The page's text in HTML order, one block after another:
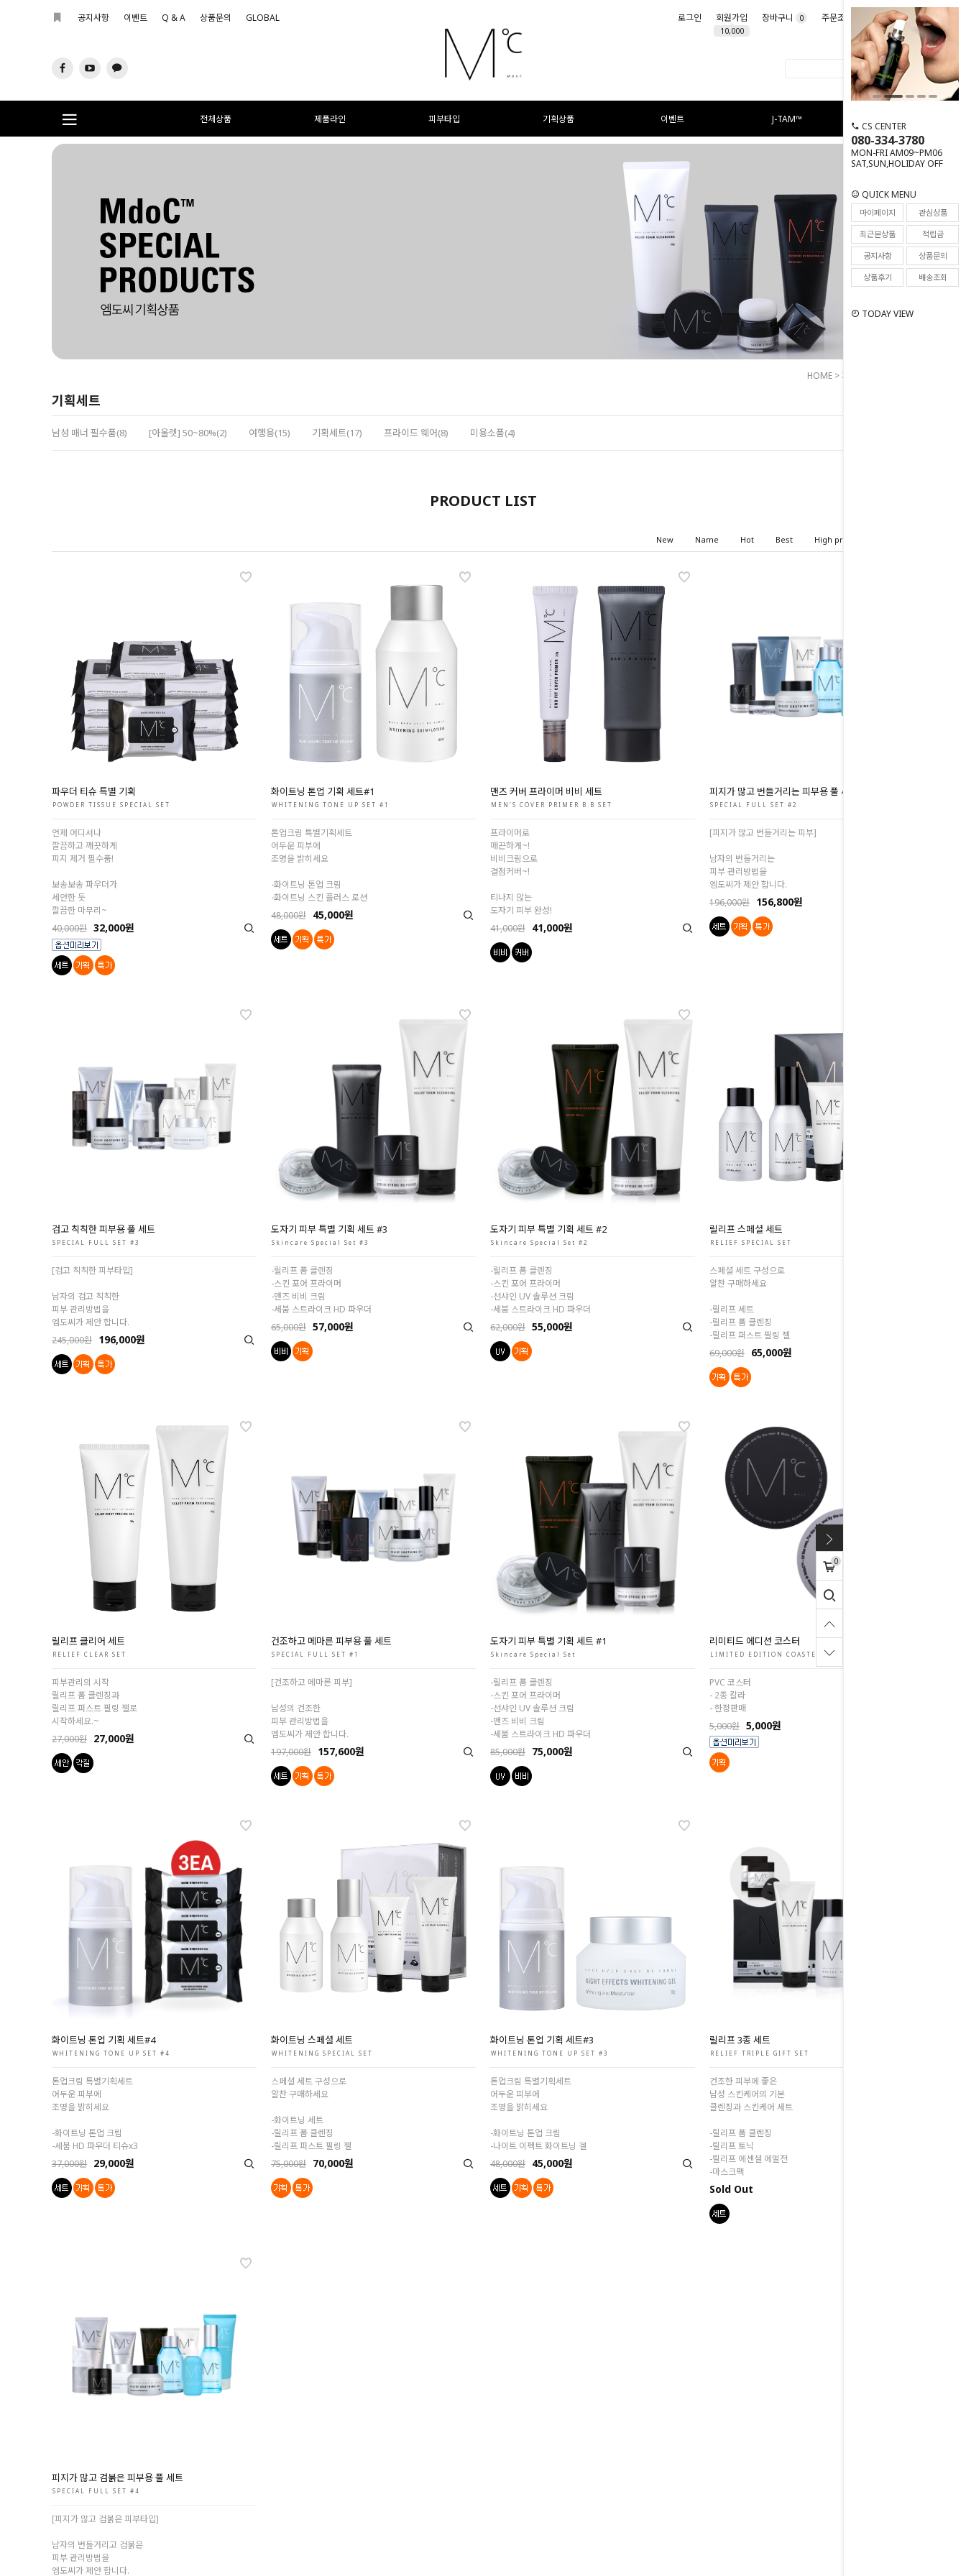
공지사항 이벤트 Q & A 상품문의 GLOBAL 로그인 회원가입
10,000
장바구니 0 주문조회 마이페이지
전체상품 제품라인 피부타입 기획상품 이벤트 J-TAM™
CS CENTER
080-334-3780
MON-FRI AM09~PM06
SAT,SUN,HOLIDAY OFF
QUICK MENU
마이페이지
관심상품
최근본상품
적립금
공지사항
상품문의
상품후기
배송조회
TODAY VIEW
0
HOME > 기획상품
기획세트
남성 매너 필수품(8) [아울렛] 50~80%(2) 여행용(15) 기획세트(17) 프라이드 웨어(8) 미용소품(4)
PRODUCT LIST
New Name Hot Best High price
파우더 티슈 특별 기획
POWDER TISSUE SPECIAL SET
언제 어디서나
깔끔하고 깨끗하게
피지 제거 필수품!
보송보송 파우더가
세안한 듯
깔끔한 마무리~
40,000원 32,000원
화이트닝 톤업 기획 세트#1
WHITENING TONE UP SET #1
톤업크림 특별기획세트
어두운 피부에
조명을 밝히세요
-화이트닝 톤업 크림
-화이트닝 스킨 플러스 로션
48,000원 45,000원
맨즈 커버 프라이머 비비 세트
MEN'S COVER PRIMER B.B SET
프라이머로
매끈하게~!
비비크림으로
결점커버~!
티나지 않는
도자기 피부 완성!
41,000원 41,000원
피지가 많고 번들거리는 피부용 풀 세트
SPECIAL FULL SET #2
[피지가 많고 번들거리는 피부]
남자의 번들거리는
피부 관리방법을
엠도씨가 제안 합니다.
196,000원 156,800원
검고 칙칙한 피부용 풀 세트
SPECIAL FULL SET #3
[검고 칙칙한 피부타입]
남자의 검고 칙칙한
피부 관리방법을
엠도씨가 제안 합니다.
245,000원 196,000원
도자기 피부 특별 기획 세트 #3
Skincare Special Set #3
-릴리프 폼 클렌징
-스킨 포어 프라이머
-맨즈 비비 크림
-세붐 스트라이크 HD 파우더
65,000원 57,000원
도자기 피부 특별 기획 세트 #2
Skincare Special Set #2
-릴리프 폼 클렌징
-스킨 포어 프라이머
-선샤인 UV 솔루션 크림
-세붐 스트라이크 HD 파우더
62,000원 55,000원
릴리프 스페셜 세트
RELIEF SPECIAL SET
스페셜 세트 구성으로
알찬 구매하세요
-릴리프 세트
-릴리프 폼 클렌징
-릴리프 퍼스트 필링 젤
69,000원 65,000원
릴리프 클리어 세트
RELIEF CLEAR SET
피부관리의 시작
릴리프 폼 클렌징과
릴리프 퍼스트 필링 젤로
시작하세요.~
27,000원 27,000원
건조하고 메마른 피부용 풀 세트
SPECIAL FULL SET #1
[건조하고 메마른 피부]
남성의 건조한
피부 관리방법을
엠도씨가 제안 합니다.
197,000원 157,600원
도자기 피부 특별 기획 세트 #1
Skincare Special Set
-릴리프 폼 클렌징
-스킨 포어 프라이머
-선샤인 UV 솔루션 크림
-맨즈 비비 크림
-세붐 스트라이크 HD 파우더
85,000원 75,000원
리미티드 에디션 코스터
LIMITED EDITION COASTER
PVC 코스터
- 2종 칼라
- 한정판매
5,000원 5,000원
화이트닝 톤업 기획 세트#4
WHITENING TONE UP SET #4
톤업크림 특별기획세트
어두운 피부에
조명을 밝히세요
-화이트닝 톤업 크림
-세붐 HD 파우더 티슈x3
37,000원 29,000원
화이트닝 스페셜 세트
WHITENING SPECIAL SET
스페셜 세트 구성으로
알찬 구매하세요
-화이트닝 세트
-릴리프 폼 클렌징
-릴리프 퍼스트 필링 젤
75,000원 70,000원
화이트닝 톤업 기획 세트#3
WHITENING TONE UP SET #3
톤업크림 특별기획세트
어두운 피부에
조명을 밝히세요
-화이트닝 톤업 크림
-나이트 이펙트 화이트닝 겔
48,000원 45,000원
릴리프 3종 세트
RELIEF TRIPLE GIFT SET
건조한 피부에 좋은
남성 스킨케어의 기본
클렌징과 스킨케어 세트
-릴리프 폼 클렌징
-릴리프 토닉
-릴리프 에센셜 에멀전
-마스크팩
Sold Out
피지가 많고 검붉은 피부용 풀 세트
SPECIAL FULL SET #4
[피지가 많고 검붉은 피부타입]
남자의 번들거리고 검붉은
피부 관리방법을
엠도씨가 제안 합니다.